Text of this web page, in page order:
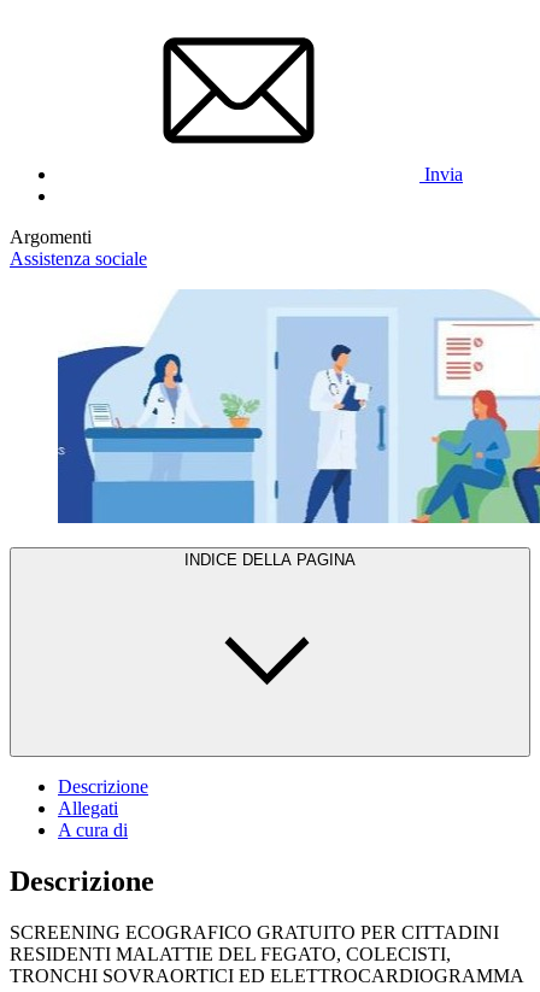
Invia
Argomenti
Assistenza sociale
INDICE DELLA PAGINA
Descrizione
Allegati
A cura di
Descrizione
SCREENING ECOGRAFICO GRATUITO PER CITTADINI
RESIDENTI MALATTIE DEL FEGATO, COLECISTI,
TRONCHI SOVRAORTICI ED ELETTROCARDIOGRAMMA